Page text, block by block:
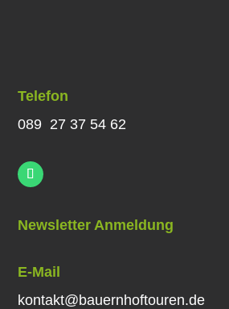
Telefon
089 27 37 54 62
Newsletter Anmeldung
E-Mail
kontakt@bauernhoftouren.de